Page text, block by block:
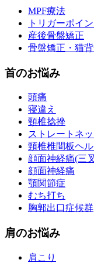
MPF療法
トリガーポイ
産後骨盤矯正
骨盤矯正・猫
首のお悩み
頭痛
寝違え
頸椎捻挫
ストレートネ
頸椎椎間板ヘ
顔面神経痛(三
顔面神経痛
顎関節症
むち打ち
胸郭出口症候群
肩のお悩み
肩こり